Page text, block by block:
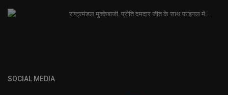
राष्ट्रमंडल मुक्केबाजी: प्रीति दमदार जीत के साथ फाइनल में...
SOCIAL MEDIA